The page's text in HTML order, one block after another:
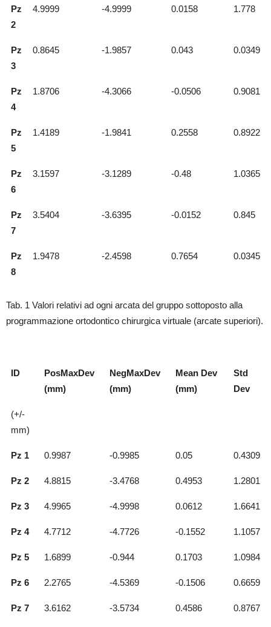
Pz
2
4.9999 -4.9999 0.0158 1.778
Pz
3
0.8645 -1.9857 0.043 0.0349
Pz
4
1.8706 -4.3066 -0.0506 0.9081
Pz
5
1.4189 -1.9841 0.2558 0.8922
Pz
6
3.1597 -3.1289 -0.48 1.0365
Pz
7
3.5404 -3.6395 -0.0152 0.845
Pz
8
1.9478 -2.4598 0.7654 0.0345
Tab. 1 Valori relativi ad ogni arcata del gruppo sottoposto alla
programmazione ortodontico chirurgica virtuale (arcate superiori).
ID
PosMaxDev
(mm)
NegMaxDev
(mm)
Mean Dev
(mm)
Std
Dev
(+/-
mm)
Pz 1 0.9987 -0.9985 0.05 0.4309
Pz 2 4.8815 -3.4768 0.4953 1.2801
Pz 3 4.9965 -4.9998 0.0612 1.6641
Pz 4 4.7712 -4.7726 -0.1552 1.1057
Pz 5 1.6899 -0.944 0.1703 1.0984
Pz 6 2.2765 -4.5369 -0.1506 0.6659
Pz 7 3.6162 -3.5734 0.4586 0.8767